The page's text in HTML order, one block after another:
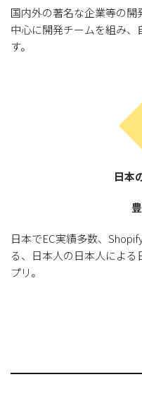
国内外の著名な企業等の
中心に開発チームを組み、
す。
日本
日本でEC実績多数、
る、日本人の日本人による
プリ。